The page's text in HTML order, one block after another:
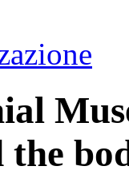
the